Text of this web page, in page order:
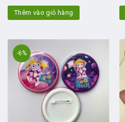
Thêm vào giỏ hàng
-6%